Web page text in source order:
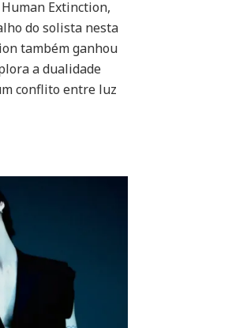
da
carreira,
“Archive.
1”
Extinction,
do solista nesta
também ganhou
a dualidade
conflito entre luz